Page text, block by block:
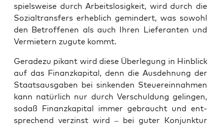
spiels­wei­se durch Arbeits­lo­sig­keit, wird durch die
Sozi­al­trans­fers erheb­lich gemin­dert, was sowohl
den Betrof­fe­nen als auch Ihren Lie­fe­ran­ten und
Ver­mie­tern zugu­te kommt.
Gera­de­zu pikant wird die­se Über­le­gung in Hin­blick
auf das Finanz­ka­pi­tal, denn die Aus­deh­nung der
Staats­aus­ga­ben bei sin­ken­den Steu­er­ein­nah­men
kann natür­lich nur durch Ver­schul­dung gelin­gen,
sodaß Finanz­ka­pi­tal immer gebraucht und ent­
spre­chend ver­zinst wird – bei guter Kon­junk­tur